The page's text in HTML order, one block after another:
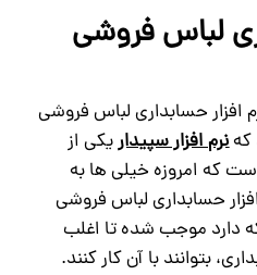
لباس فروشی
افزار حسابداری لباس فروشی
کهنرم افزار سپیداریکی از
است که امروزه خیلی ها به
حسابداری لباس فروشی
دارد موجب شده تا اغلب
بتوانند با آن کار کنند.